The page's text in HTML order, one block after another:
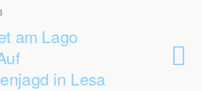
am Lago
in Lesa